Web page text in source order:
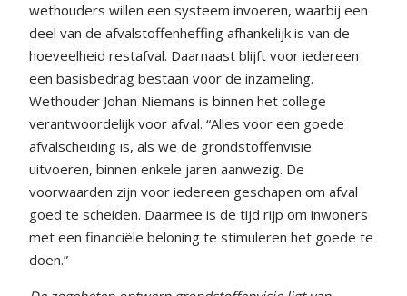
wethouders willen een systeem invoeren, waarbij een
deel van de afvalstoffenheffing afhankelijk is van de
hoeveelheid restafval. Daarnaast blijft voor iedereen
een basisbedrag bestaan voor de inzameling.
Wethouder Johan Niemans is binnen het college
verantwoordelijk voor afval. “Alles voor een goede
afvalscheiding is, als we de grondstoffenvisie
uitvoeren, binnen enkele jaren aanwezig. De
voorwaarden zijn voor iedereen geschapen om afval
goed te scheiden. Daarmee is de tijd rijp om inwoners
met een financiële beloning te stimuleren het goede te
doen.”